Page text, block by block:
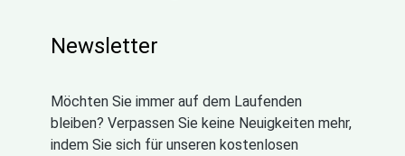
Newsletter
Möchten Sie immer auf dem Laufenden
bleiben? Verpassen Sie keine Neuigkeiten mehr,
indem Sie sich für unseren kostenlosen